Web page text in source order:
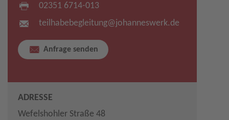
02351 6714-013
teilhabebegleitung​@johanneswerk.de
Anfrage senden
ADRESSE
Wefelshohler Straße 48